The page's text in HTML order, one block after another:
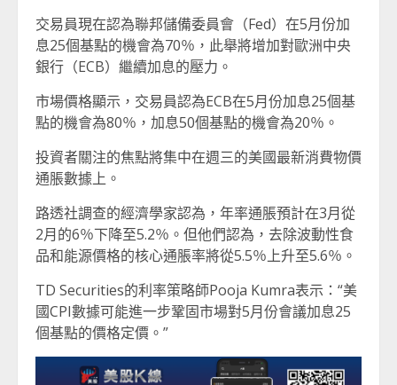
交易員現在認為聯邦儲備委員會（Fed）在5月份加
息25個基點的機會為70％，此舉將增加對歐洲中央
銀行（ECB）繼續加息的壓力。
市場價格顯示，交易員認為ECB在5月份加息25個基
點的機會為80％，加息50個基點的機會為20％。
投資者關注的焦點將集中在週三的美國最新消費物價
通脹數據上。
路透社調查的經濟學家認為，年率通脹預計在3月從
2月的6％下降至5.2％。但他們認為，去除波動性食
品和能源價格的核心通脹率將從5.5％上升至5.6％。
TD Securities的利率策略師Pooja Kumra表示：“美
國CPI數據可能進一步鞏固市場對5月份會議加息25
個基點的價格定價。”